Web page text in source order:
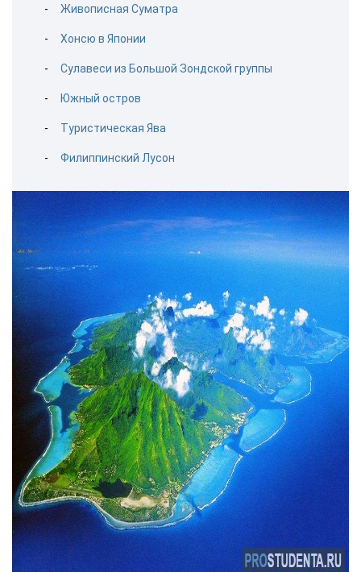
Живописная Суматра
Хонсю в Японии
Сулавеси из Большой Зондской группы
Южный остров
Туристическая Ява
Филиппинский Лусон